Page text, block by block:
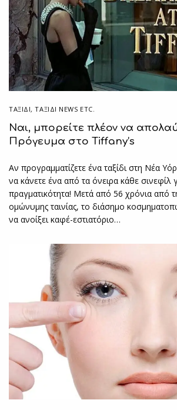
ΤΑΞΙΔΙ,ΤΑΞΊΔΙ NEWS ETC.
Ναι, μπορείτε πλέον να
Πρόγευμα στο Tiffany’s
Αν προγραμματίζετε ένα ταξίδι στη Νέα
να κάνετε ένα από τα όνειρα κάθε σινεφίλ
πραγματικότητα! Μετά από 56 χρόνια από
ομώνυμης ταινίας, το διάσημο
να ανοίξει καφέ-εστιατόριο…